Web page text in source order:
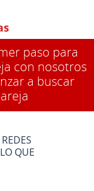
paso para
con nosotros
a buscar
QUE